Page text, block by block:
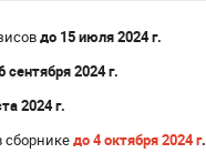
до 15 июля2024 г.
сентября2024 г.
2024 г.
сборникедо 4 октября 2024 г.